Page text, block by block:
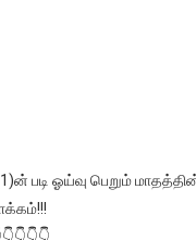
படி ஓய்வு பெறும்